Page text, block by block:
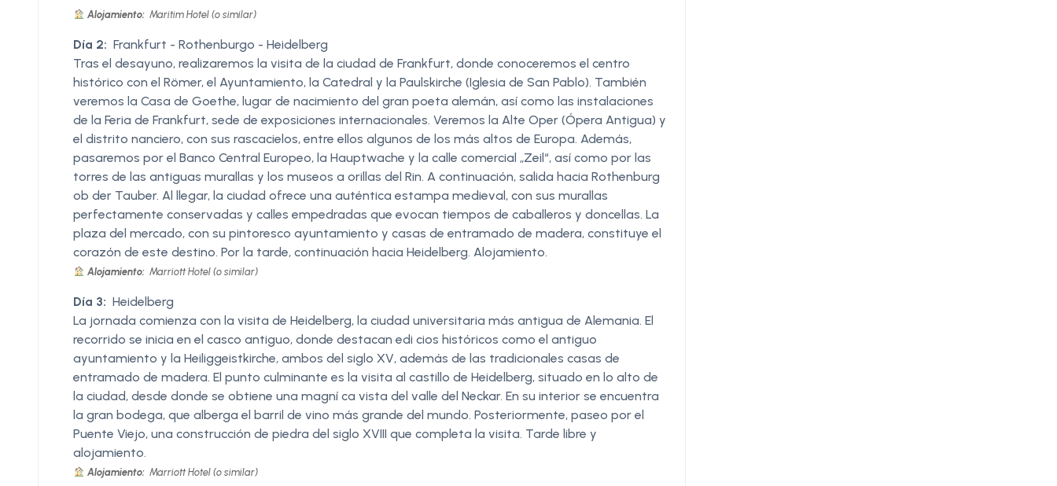
Alojamiento: Maritim Hotel (o similar)
Día 2: Frankfurt - Rothenburgo - Heidelberg
Tras el desayuno, realizaremos la visita de la ciudad de Frankfurt, donde conoceremos el centro
histórico con el Römer, el Ayuntamiento, la Catedral y la Paulskirche (Iglesia de San Pablo). También
veremos la Casa de Goethe, lugar de nacimiento del gran poeta alemán, así como las instalaciones
de la Feria de Frankfurt, sede de exposiciones internacionales. Veremos la Alte Oper (Ópera Antigua) y
el distrito nanciero, con sus rascacielos, entre ellos algunos de los más altos de Europa. Además,
pasaremos por el Banco Central Europeo, la Hauptwache y la calle comercial „Zeil“, así como por las
torres de las antiguas murallas y los museos a orillas del Rin. A continuación, salida hacia Rothenburg
ob der Tauber. Al llegar, la ciudad ofrece una auténtica estampa medieval, con sus murallas
perfectamente conservadas y calles empedradas que evocan tiempos de caballeros y doncellas. La
plaza del mercado, con su pintoresco ayuntamiento y casas de entramado de madera, constituye el
corazón de este destino. Por la tarde, continuación hacia Heidelberg. Alojamiento.
Alojamiento: Marriott Hotel (o similar)
Día 3: Heidelberg
La jornada comienza con la visita de Heidelberg, la ciudad universitaria más antigua de Alemania. El
recorrido se inicia en el casco antiguo, donde destacan edi cios históricos como el antiguo
ayuntamiento y la Heiliggeistkirche, ambos del siglo XV, además de las tradicionales casas de
entramado de madera. El punto culminante es la visita al castillo de Heidelberg, situado en lo alto de
la ciudad, desde donde se obtiene una magní ca vista del valle del Neckar. En su interior se encuentra
la gran bodega, que alberga el barril de vino más grande del mundo. Posteriormente, paseo por el
Puente Viejo, una construcción de piedra del siglo XVIII que completa la visita. Tarde libre y
alojamiento.
Alojamiento: Marriott Hotel (o similar)